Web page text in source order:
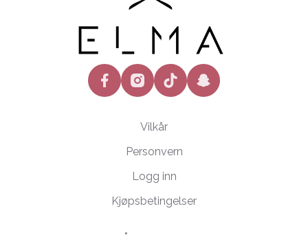
facebookinstagramtiktok snapchat
Vilkår
Personvern
Logg inn
Kjøpsbetingelser